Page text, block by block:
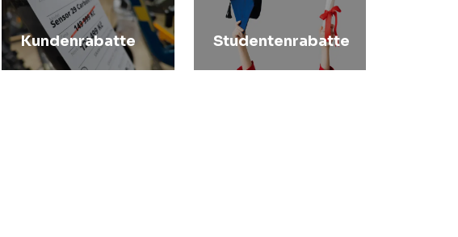
Kundenrabatte Studentenrabatte